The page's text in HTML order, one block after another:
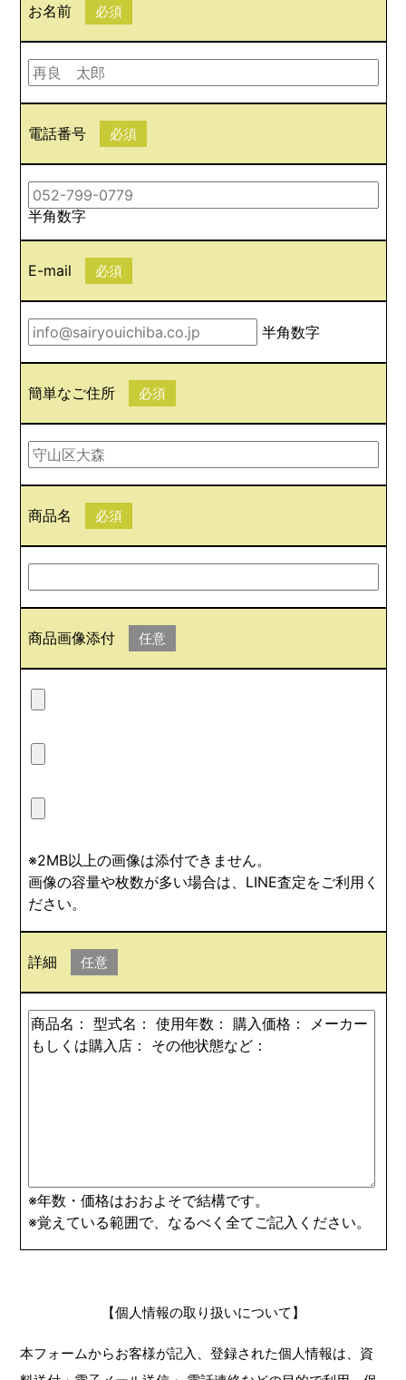
お名前 必須
電話番号 必須
半角数字
E-mail 必須
半角数字
簡単なご住所 必須
商品名 必須
商品画像添付 任意
※2MB以上の画像は添付できません。
画像の容量や枚数が多い場合は、LINE査定をご利用く
ださい。
詳細 任意
※年数・価格はおおよそで結構です。
※覚えている範囲で、なるべく全てご記入ください。
【個人情報の取り扱いについて】
本フォームからお客様が記入、登録された個人情報は、資